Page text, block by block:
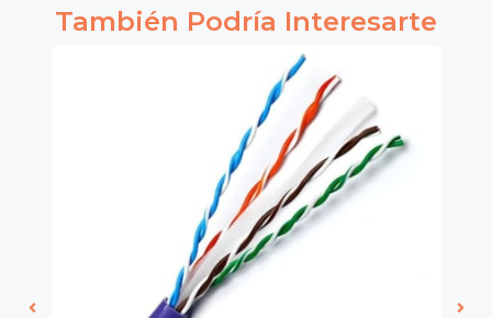
También Podría Interesarte